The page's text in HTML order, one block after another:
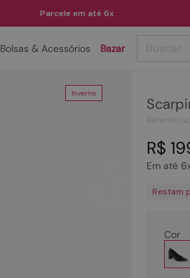
Parcele em até 6x
Bolsas & Acessórios Bazar
Inverno
R$
Em até 6
Restam
Cor
TERMOS MAIS